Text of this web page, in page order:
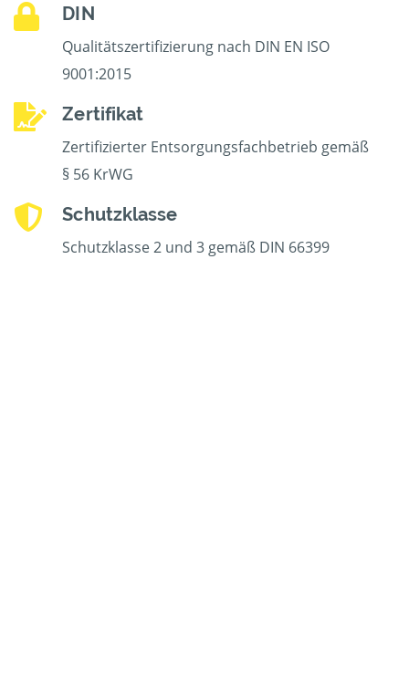
DIN
Qualitätszertifizierung nach DIN EN ISO
9001:2015
Zertifikat
Zertifizierter Entsorgungsfachbetrieb gemäß
§ 56 KrWG
Schutzklasse
Schutzklasse 2 und 3 gemäß DIN 66399